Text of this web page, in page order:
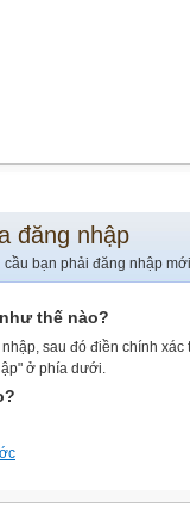
đăng nhập
cầu bạn phải đăng nhập
thế nào?
sau đó điền chính
ở phía dưới.